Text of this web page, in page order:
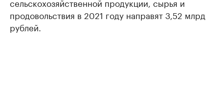
продовольствия в 2021 году направят 3,52 млрд
рублей.